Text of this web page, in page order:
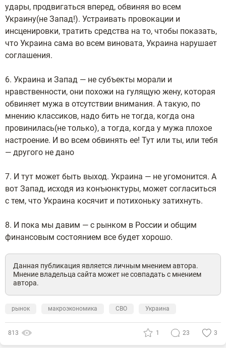
удары, продвигаться вперед, обвиняя во всем
Украину(не Запад!). Устраивать провокации и
инсценировки, тратить средства на то, чтобы показать,
что Украина сама во всем виновата, Украина нарушает
соглашения.
6. Украина и Запад — не субъекты морали и
нравственности, они похожи на гулящую жену, которая
обвиняет мужа в отсутствии внимания. А такую, по
мнению классиков, надо бить не тогда, когда она
провинилась(не только), а тогда, когда у мужа плохое
настроение. И во всем обвинять ее! Тут или ты, или тебя
— другого не дано
7. И тут может быть выход. Украина — не угомонится. А
вот Запад, исходя из конъюнктуры, может согласиться
с тем, что Украина косячит и потихоньку затихнуть.
8. И пока мы давим — с рынком в России и общим
финансовым состоянием все будет хорошо.
Данная публикация является личным мнением автора.
Мнение владельца сайта может не совпадать с мнением
автора.
рынок макроэкономика СВО Украина
813 1 23 3